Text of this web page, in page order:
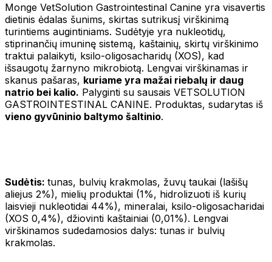
Monge VetSolution Gastrointestinal Canine yra visavertis
dietinis ėdalas šunims, skirtas sutrikusį virškinimą
turintiems augintiniams. Sudėtyje yra nukleotidų,
stiprinančių imuninę sistemą, kaštainių, skirtų virškinimo
traktui palaikyti, ksilo-oligosacharidų (XOS), kad
išsaugotų žarnyno mikrobiotą. Lengvai virškinamas ir
skanus pašaras, kuriame yra mažai riebalų ir daug
natrio bei kalio. Palyginti su sausais VETSOLUTION
GASTROINTESTINAL CANINE. Produktas, sudarytas iš
vieno gyvūninio baltymo šaltinio.
Sudėtis: tunas, bulvių krakmolas, žuvų taukai (lašišų
aliejus 2%), mielių produktai (1%, hidrolizuoti iš kurių
laisvieji nukleotidai 44%), mineralai, ksilo-oligosacharidai
(XOS 0,4%), džiovinti kaštainiai (0,01%). Lengvai
virškinamos sudedamosios dalys: tunas ir bulvių
krakmolas.